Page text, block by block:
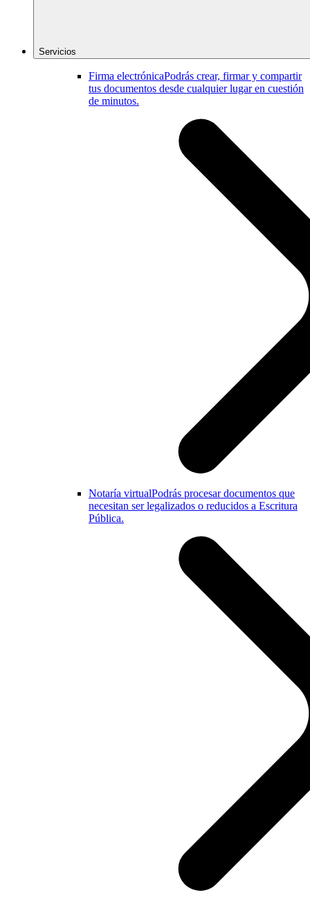
Servicios
Firma electrónicaPodrás crear, firmar y compartir
tus documentos desde cualquier lugar en cuestión
de minutos.
Notaría virtualPodrás procesar documentos que
necesitan ser legalizados o reducidos a Escritura
Pública.